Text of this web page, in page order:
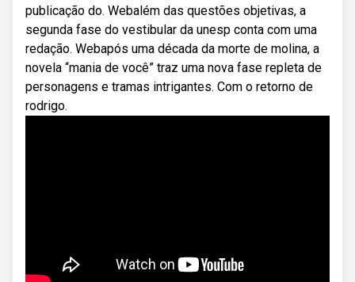
publicação do. Webalém das questões objetivas, a
segunda fase do vestibular da unesp conta com uma
redação. Webapós uma década da morte de molina, a
novela “mania de você” traz uma nova fase repleta de
personagens e tramas intrigantes. Com o retorno de
rodrigo.